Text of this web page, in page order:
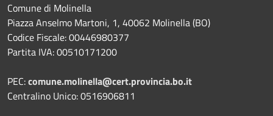
Comune di Molinella
Piazza Anselmo Martoni, 1, 40062 Molinella (BO)
Codice Fiscale: 00446980377
Partita IVA: 00510171200
PEC:comune.molinella@cert.provincia.bo.it
Centralino Unico: 0516906811